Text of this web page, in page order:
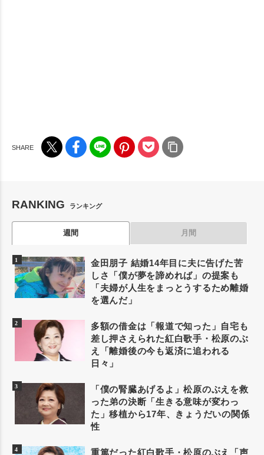
RANKING ランキング
週間 月間
金田朋子 結婚14年目に夫に告げた苦
しさ「僕が夢を諦めれば」の提案も
「夫婦が人生をまっとうするため離婚
を選んだ」
多額の借金は「報道で知った」自宅も
差し押さえられた紅白歌手・松原のぶ
え「離婚後の今も返済に追われる
日々」
「僕の腎臓あげるよ」松原のぶえを救
った弟の決断「生きる意味が変わっ
た」移植から17年、きょうだいの関係
性
重篤だった紅白歌手・松原のぶえ「声